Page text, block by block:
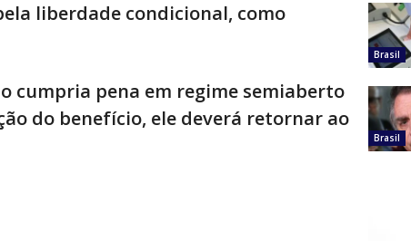
liberdade condicional, como
cumpria pena em regime semiaberto
do benefício, ele deverá retornar ao
Brasil
Brasil